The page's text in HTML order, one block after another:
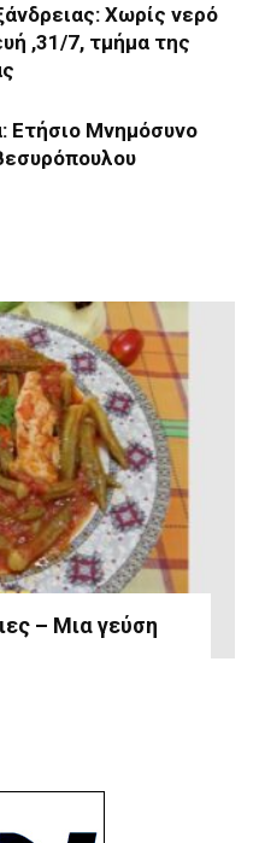
Χωρίς νερό
,31/7, τμήμα της
Ετήσιο Μνημόσυνο
– Μια γεύση